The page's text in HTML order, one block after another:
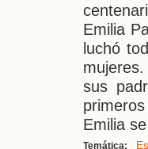
Emilia
luchó
sus
Emilia
Temática: